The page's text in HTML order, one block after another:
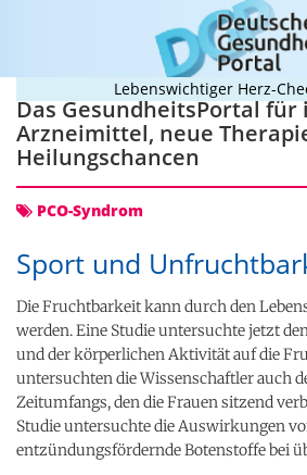
Lebenswichtiger Herz-
Das GesundheitsPortal
Arzneimittel, neue
Heilungschancen
PCO-Syndrom
Sport und
Die Fruchtbarkeit kann durch den
werden. Eine Studie untersuchte jetzt
und der körperlichen Aktivität auf die
untersuchten die Wissenschaftler auch
Zeitumfangs, den die Frauen sitzend
Studie untersuchte die Auswirkungen
entzündungsfördernde Botenstoffe bei